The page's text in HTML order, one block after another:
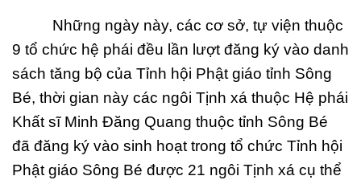
Những ngày này, các cơ sở, tự viện thuộc
9 tổ chức hệ phái đều lần lượt đăng ký vào danh
sách tăng bộ của Tỉnh hội Phật giáo tỉnh Sông
Bé, thời gian này các ngôi Tịnh xá thuộc Hệ phái
Khất sĩ Minh Đăng Quang thuộc tỉnh Sông Bé
đã đăng ký vào sinh hoạt trong tổ chức Tỉnh hội
Phật giáo Sông Bé được 21 ngôi Tịnh xá cụ thể